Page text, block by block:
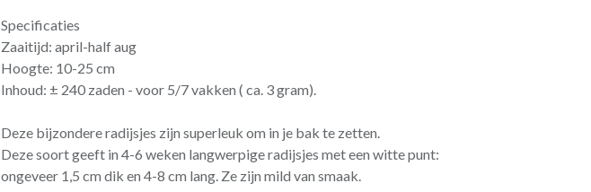
Specificaties
Zaaitijd: april-half aug
Hoogte: 10-25 cm
Inhoud: ± 240 zaden - voor 5/7 vakken ( ca. 3 gram).
Deze bijzondere radijsjes zijn superleuk om in je bak te zetten.
Deze soort geeft in 4-6 weken langwerpige radijsjes met een witte punt:
ongeveer 1,5 cm dik en 4-8 cm lang. Ze zijn mild van smaak.